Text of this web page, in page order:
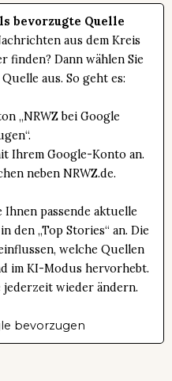
bevorzugte Quelle
aus dem Kreis
finden? Dann wählen Sie
aus. So geht es:
„NRWZ bei Google
Ihrem Google-Konto an.
neben NRWZ.de.
passende aktuelle
den „Top Stories“ an. Die
welche Quellen
im KI-Modus hervorhebt.
wieder ändern.
bevorzugen